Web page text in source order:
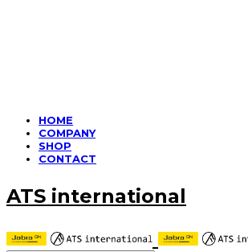
HOME
COMPANY
SHOP
CONTACT
ATS international